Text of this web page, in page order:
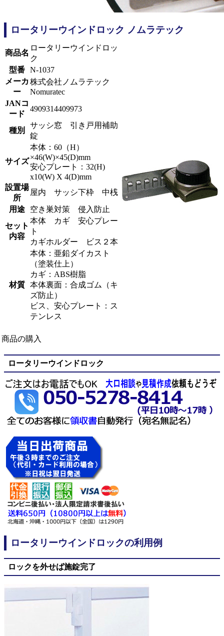
ロータリーウインドロック ノムラテック
商品名
ロータリーウインドロッ
ク
型番
N-1037
メーカ
ー
株式会社ノムラテック
Nomuratec
JANコ
ード
4909314409973
種別
サッシ窓 引き戸用補助
錠
サイズ
本体：60（H）
×46(W)×45(D)mm
安心プレート：32(H)
x10(W) X 4(D)mm
設置場
所
屋内 サッシ下枠 中桟
用途
空き巣対策 侵入防止
セット
内容
本体 カギ 安心プレー
ト
カギホルダー ビス２本
材質
本体：亜鉛ダイカスト
（塗装仕上）
カギ：ABS樹脂
本体裏面：合成ゴム（キ
ズ防止）
ビス、安心プレート：ス
テンレス
商品の購入
ロータリーウインドロック
ロータリーウインドロックの利用例
ロックを外せば施錠完了